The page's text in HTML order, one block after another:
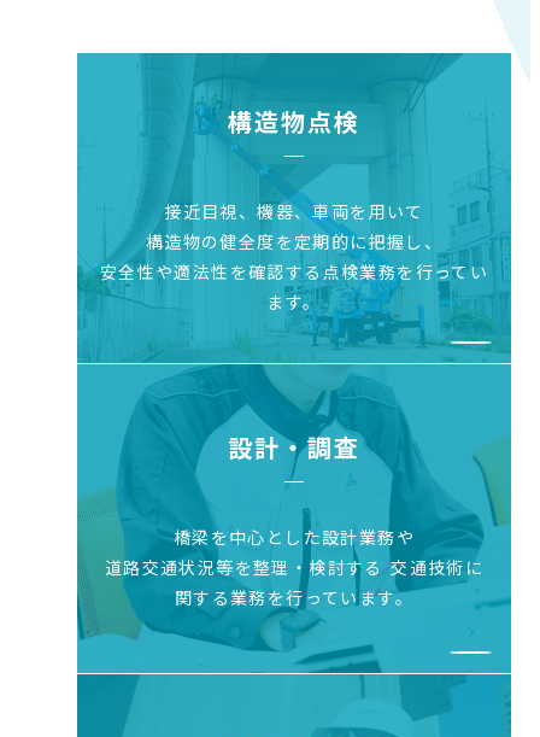
構造物点検
接近目視、機器、車両を用いて
構造物の健全度を定期的に把握し、
安全性や適法性を確認する点検業務を行ってい
ます。
設計・調査
橋梁を中心とした設計業務や
道路交通状況等を整理・検討する交通技術に
関する業務を行っています。